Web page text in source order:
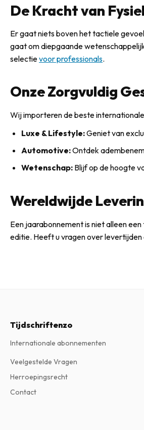
De Kracht van
Er gaat niets boven het tactiele
gaat om diepgaande
selectievoor professionals.
Onze Zorgvuldig
Wij importeren de beste
Luxe & Lifestyle:Geniet van
Automotive:Ontdek
Wetenschap: Blijf op de hoogte
Wereldwijde
Een jaarabonnement is niet alleen
editie. Heeft u vragen over
Tijdschriftenzo
Internationale abonnementen
Veelgestelde Vragen
Herroepingsrecht
Contact